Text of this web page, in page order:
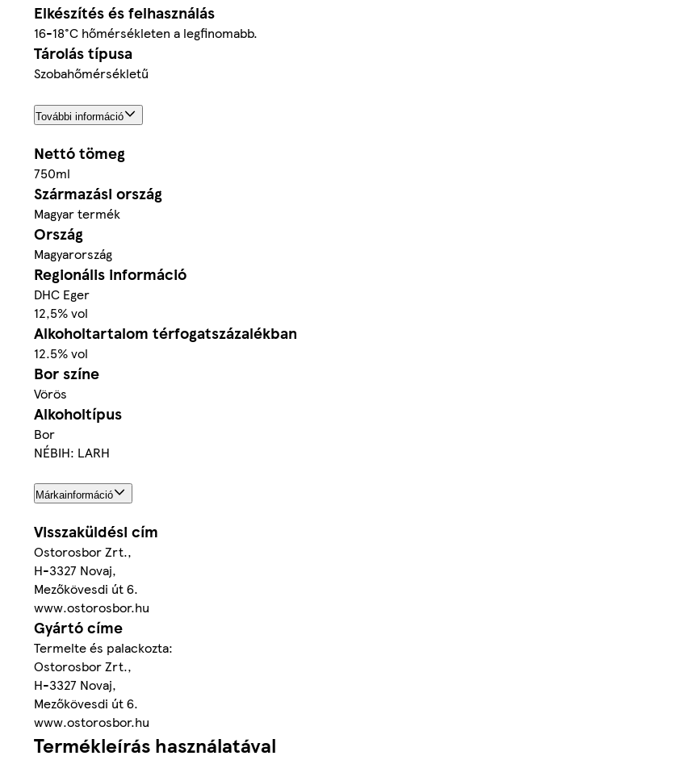
Elkészítés és felhasználás
16-18°C hőmérsékleten a legfinomabb.
Tárolás típusa
Szobahőmérsékletű
További információ
Nettó tömeg
750ml
Származási ország
Magyar termék
Ország
Magyarország
Regionális információ
DHC Eger
12,5% vol
Alkoholtartalom térfogatszázalékban
12.5% vol
Bor színe
Vörös
Alkoholtípus
Bor
NÉBIH: LARH
Márkainformáció
Visszaküldési cím
Ostorosbor Zrt.,
H-3327 Novaj,
Mezőkövesdi út 6.
www.ostorosbor.hu
Gyártó címe
Termelte és palackozta:
Ostorosbor Zrt.,
H-3327 Novaj,
Mezőkövesdi út 6.
www.ostorosbor.hu
Termékleírás használatával